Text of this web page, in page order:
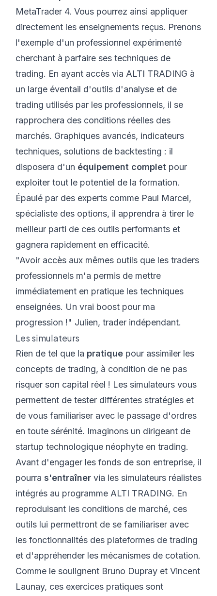
MetaTrader 4. Vous pourrez ainsi appliquer
directement les enseignements reçus. Prenons
l'exemple d'un professionnel expérimenté
cherchant à parfaire ses techniques de
trading. En ayant accès via ALTI TRADING à
un large éventail d'outils d'analyse et de
trading utilisés par les professionnels, il se
rapprochera des conditions réelles des
marchés. Graphiques avancés, indicateurs
techniques, solutions de backtesting : il
disposera d'un équipement complet pour
exploiter tout le potentiel de la formation.
Épaulé par des experts comme Paul Marcel,
spécialiste des options, il apprendra à tirer le
meilleur parti de ces outils performants et
gagnera rapidement en efficacité.
"Avoir accès aux mêmes outils que les traders
professionnels m'a permis de mettre
immédiatement en pratique les techniques
enseignées. Un vrai boost pour ma
progression !" Julien, trader indépendant.
Les simulateurs
Rien de tel que la pratique pour assimiler les
concepts de trading, à condition de ne pas
risquer son capital réel ! Les simulateurs vous
permettent de tester différentes stratégies et
de vous familiariser avec le passage d'ordres
en toute sérénité. Imaginons un dirigeant de
startup technologique néophyte en trading.
Avant d'engager les fonds de son entreprise, il
pourra s'entraîner via les simulateurs réalistes
intégrés au programme ALTI TRADING. En
reproduisant les conditions de marché, ces
outils lui permettront de se familiariser avec
les fonctionnalités des plateformes de trading
et d'appréhender les mécanismes de cotation.
Comme le soulignent Bruno Dupray et Vincent
Launay, ces exercices pratiques sont